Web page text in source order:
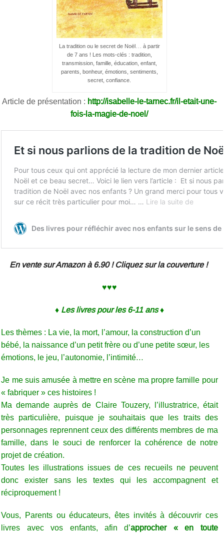
La tradition ou le secret de Noël… à partir
de 7 ans ! Les mots-clés : tradition,
transmission, famille, éducation, enfant,
parents, bonheur, émotions, sentiments,
secret, confiance.
Article de présentation : http://isabelle-le-tarnec.fr/il-etait-une-
fois-la-magie-de-noel/
En vente sur Amazon à 6.90 ! Cliquez sur la couverture !
♥♥♥
♦ Les livres pour les 6-11 ans ♦
Les thèmes : La vie, la mort, l’amour, la construction d’un
bébé, la naissance d’un petit frère ou d’une petite sœur, les
émotions, le jeu, l’autonomie, l’intimité…
Je me suis amusée à mettre en scène ma propre famille pour
« fabriquer » ces histoires !
Ma demande auprès de Claire Touzery, l’illustratrice, était
très particulière, puisque je souhaitais que les traits des
personnages reprennent ceux des différents membres de ma
famille, dans le souci de renforcer la cohérence de notre
projet de création.
Toutes les illustrations issues de ces recueils ne peuvent
donc exister sans les textes qui les accompagnent et
réciproquement !
Vous, Parents ou éducateurs, êtes invités à découvrir ces
livres avec vos enfants, afin d’approcher « en toute